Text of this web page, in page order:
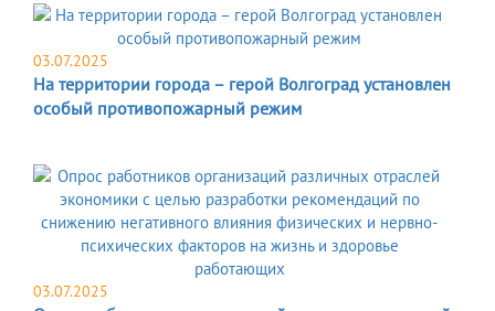
03.07.2025
На территории города – герой Волгоград установлен
особый противопожарный режим
03.07.2025